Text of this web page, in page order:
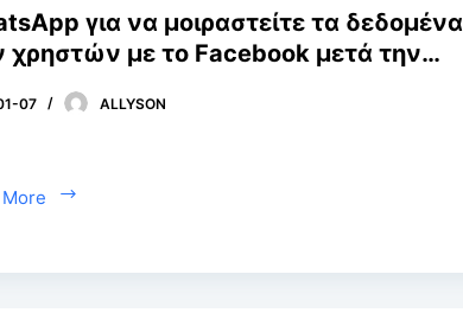
για να μοιραστείτε τα δεδομένα
χρηστών με το Facebook μετά την
07 ALLYSON